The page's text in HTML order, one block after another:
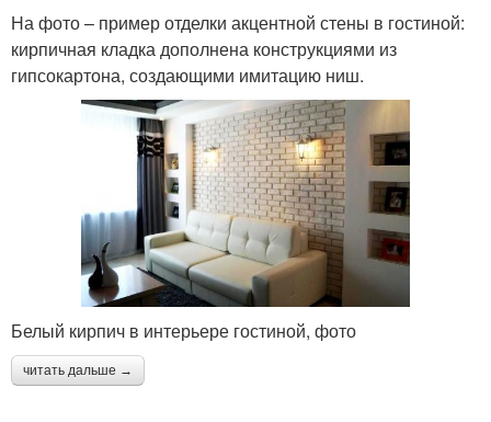
На фото – пример отделки акцентной стены в гостиной:
кирпичная кладка дополнена конструкциями из
гипсокартона, создающими имитацию ниш.
Белый кирпич в интерьере гостиной, фото
читать дальше →